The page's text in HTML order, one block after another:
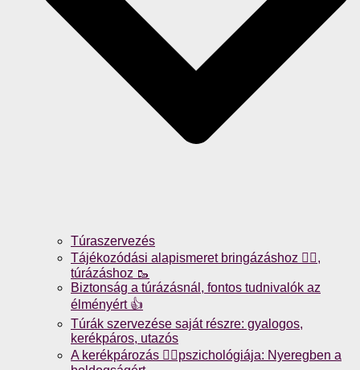
Túraszervezés
Tájékozódási alapismeret bringázáshoz 🚴‍♀️,
túrázáshoz 🥾
Biztonság a túrázásnál, fontos tudnivalók az
élményért 👍
Túrák szervezése saját részre: gyalogos,
kerékpáros, utazós
A kerékpározás 🚴‍♀️pszichológiája: Nyeregben a